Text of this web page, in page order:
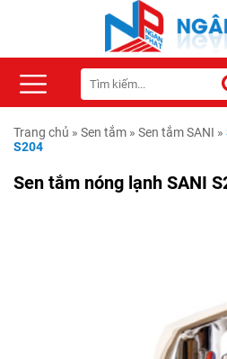
Trang chủ » Sen tắm » Sen tắm SANI »
S204
Sen tắm nóng lạnh SANI